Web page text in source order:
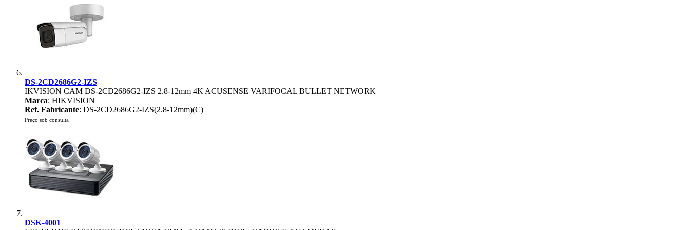
DS-2CD2686G2-IZS
IKVISION CAM DS-2CD2686G2-IZS 2.8-12mm 4K ACUSENSE VARIFOCAL BULLET NETWORK
Marca: HIKVISION
Ref. Fabricante: DS-2CD2686G2-IZS(2.8-12mm)(C)
Preço sob consulta
DSK-4001